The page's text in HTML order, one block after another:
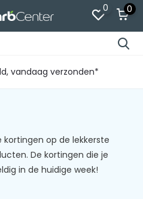
0 0
vandaag verzonden*
kortingen op de lekkerste
De kortingen die je
in de huidige week!